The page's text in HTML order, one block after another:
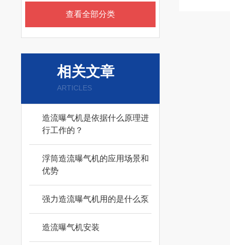
查看全部分类
相关文章
ARTICLES
造流曝气机是依据什么原理进
行工作的？
浮筒造流曝气机的应用场景和
优势
强力造流曝气机用的是什么泵
造流曝气机安装